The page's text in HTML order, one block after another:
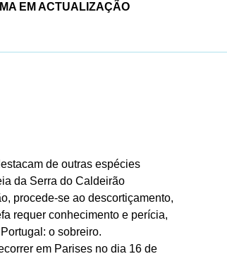
EM ACTUALIZAÇÃO
de outras espécies
da Serra do Caldeirão
procede-se ao descortiçamento,
requer conhecimento e perícia,
o sobreiro.
em Parises no dia 16 de